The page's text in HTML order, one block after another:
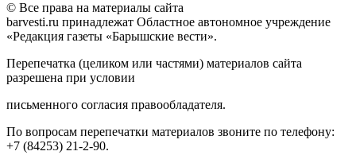
© Все права на материалы сайта
barvesti.ru принадлежат Областное автономное учреждение
«Редакция газеты «Барышские вести».
Перепечатка (целиком или частями) материалов сайта
разрешена при условии
письменного согласия правообладателя.
По вопросам перепечатки материалов звоните по телефону:
+7 (84253) 21-2-90.